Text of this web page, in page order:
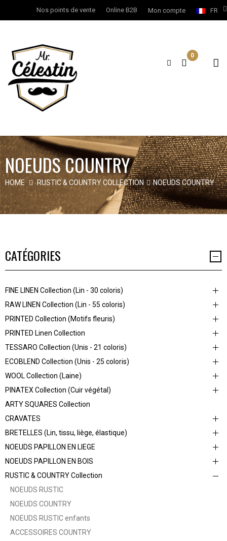
FR
Mon compte
Online B2B
Nos points de vente
0
NOEUDS COUNTRY
HOME RUSTIC & COUNTRY COLLECTION NOEUDS COUNTRY
CATÉGORIES
FINE LINEN Collection (Lin - 30 coloris)
RAW LINEN Collection (Lin - 55 coloris)
PRINTED Collection (Motifs fleuris)
PRINTED Linen Collection
TESSARO Collection (Unis - 21 coloris)
ECOBLEND Collection (Unis - 25 coloris)
WOOL Collection (Laine)
PINATEX Collection (Cuir végétal)
ARTY SQUARES Collection
CRAVATES
BRETELLES (Lin, tissu, liège, élastique)
NOEUDS PAPILLON EN LIEGE
NOEUDS PAPILLON EN BOIS
RUSTIC & COUNTRY Collection
NOEUDS RUSTIC
NOEUDS COUNTRY
NOEUDS RUSTIC enfants
ACCESSOIRES COUNTRY